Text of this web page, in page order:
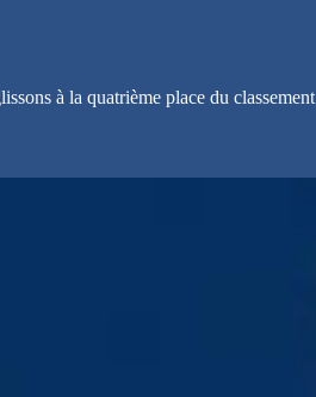
à la quatrième place du